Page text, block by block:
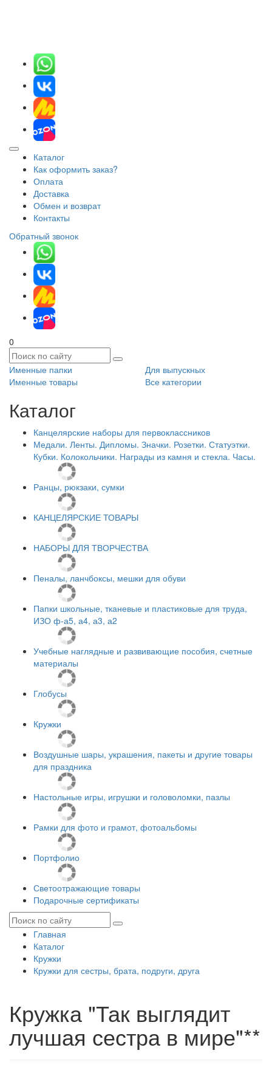
Каталог
Как оформить заказ?
Оплата
Доставка
Обмен и возврат
Контакты
Обратный звонок
0
Именные папки
Для выпускных
Именные товары
Все категории
Каталог
Канцелярские наборы для первоклассников
Медали. Ленты. Дипломы. Значки. Розетки. Статуэтки.
Кубки. Колокольчики. Награды из камня и стекла. Часы.
Ранцы, рюкзаки, сумки
КАНЦЕЛЯРСКИЕ ТОВАРЫ
НАБОРЫ ДЛЯ ТВОРЧЕСТВА
Пеналы, ланчбоксы, мешки для обуви
Папки школьные, тканевые и пластиковые для труда,
ИЗО ф-а5, а4, а3, а2
Учебные наглядные и развивающие пособия, счетные
материалы
Глобусы
Кружки
Воздушные шары, украшения, пакеты и другие товары
для праздника
Настольные игры, игрушки и головоломки, пазлы
Рамки для фото и грамот, фотоальбомы
Портфолио
Светоотражающие товары
Подарочные сертификаты
Главная
Каталог
Кружки
Кружки для сестры, брата, подруги, друга
Кружка "Так выглядит
лучшая сестра в мире"**